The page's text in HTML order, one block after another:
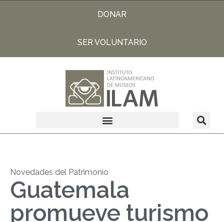
DONAR
SER VOLUNTARIO
Novedades del Patrimonio
Guatemala
promueve turismo